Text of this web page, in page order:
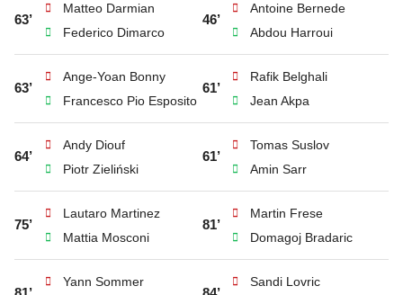
63’
Matteo Darmian
Federico Dimarco
46’
Antoine Bernede
Abdou Harroui
63’
Ange-Yoan Bonny
Francesco Pio Esposito
61’
Rafik Belghali
Jean Akpa
64’
Andy Diouf
Piotr Zieliński
61’
Tomas Suslov
Amin Sarr
75’
Lautaro Martinez
Mattia Mosconi
81’
Martin Frese
Domagoj Bradaric
Yann Sommer
Sandi Lovric